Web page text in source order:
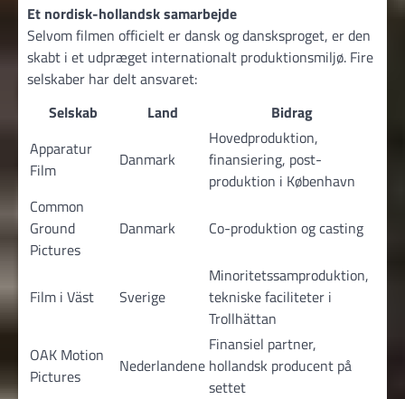
Et nordisk-hollandsk samarbejde
Selvom filmen officielt er dansk og dansksproget, er den
skabt i et udpræget internationalt produktionsmiljø. Fire
selskaber har delt ansvaret:
Selskab
Land
Bidrag
Apparatur
Film
Danmark
Hovedproduktion,
finansiering, post-
produktion i København
Common
Ground
Pictures
Danmark Co-produktion og casting
Film i Väst Sverige
Minoritetssamproduktion,
tekniske faciliteter i
Trollhättan
OAK Motion
Pictures
Nederlandene
Finansiel partner,
hollandsk producent på
settet